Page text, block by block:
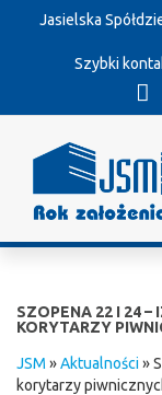
Jasielska
Szybki
SZOPENA 22 I 24 –
KORYTARZY
JSM »Aktualności»
korytarzy